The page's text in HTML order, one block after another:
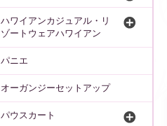
ハワイアンカジュアル・リ
ゾートウェアハワイアン
パニエ
オーガンジーセットアップ
パウスカート